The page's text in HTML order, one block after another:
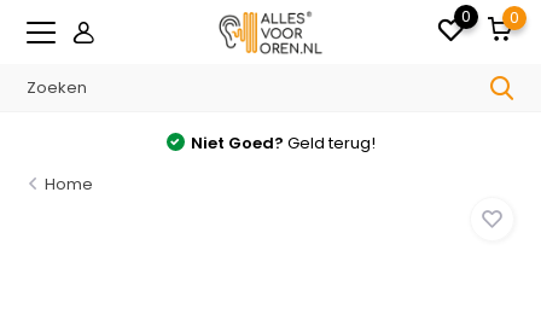
0 0
Niet Goed? Geld terug!
Home